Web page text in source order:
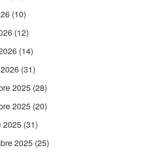
(10)
(12)
(14)
(31)
2025 (28)
2025 (20)
2025 (31)
2025 (25)